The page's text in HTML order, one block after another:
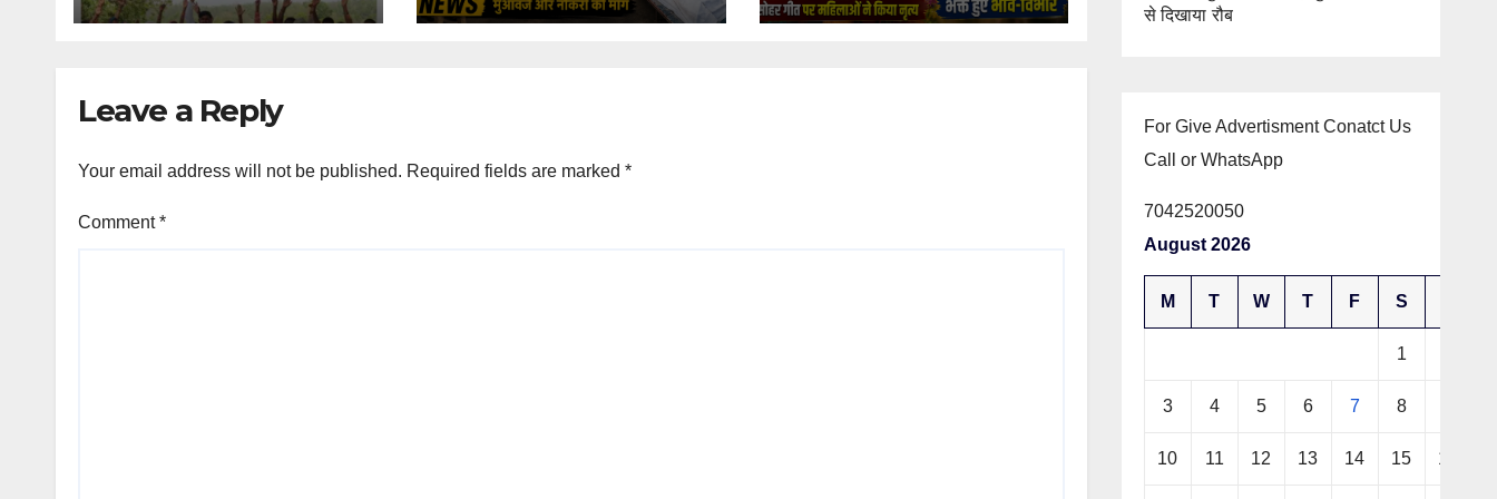
Leave a Reply
Your email address will not be published. Required fields are marked *
Comment*
से दिखाया रौब
For Give Advertisment Conatct Us
Call or WhatsApp
7042520050
August 2026
M T W T F S
1
3 4 5 6 7 8
10 11 12 13 14 15 16